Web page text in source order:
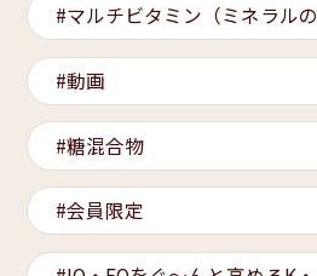
マルチビタミン（ミネラルの
動画
糖混合物
会員限定